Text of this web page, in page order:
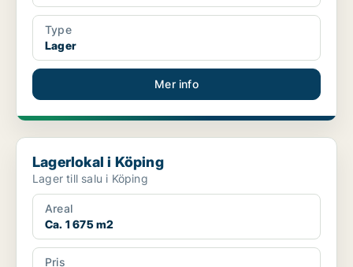
Type
Lager
Mer info
Lagerlokal i Köping
Lagerlokal i Köping
Lager till salu i Köping
Areal
Ca. 1 675 m2
Pris